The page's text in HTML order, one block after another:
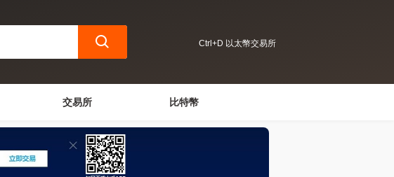
Ctrl+D 以太幣交易所
交易所 比特幣